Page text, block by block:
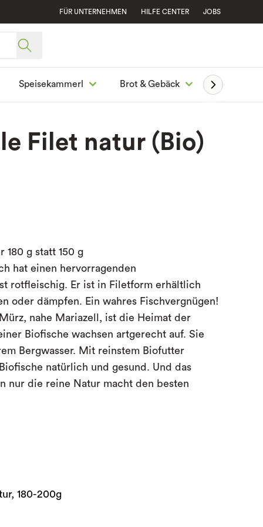
FÜR UNTERNEHMEN HILFE CENTER JOBS
Speisekammerl Brot & Gebäck
Filet natur (Bio)
180 g statt 150 g
hat einen hervorragenden
rotfleischig. Er ist in Filetform erhältlich
oder dämpfen. Ein wahres Fischvergnügen!
nahe Mariazell, ist die Heimat der
Biofische wachsen artgerecht auf. Sie
Bergwasser. Mit reinstem Biofutter
natürlich und gesund. Und das
nur die reine Natur macht den besten
180-200g